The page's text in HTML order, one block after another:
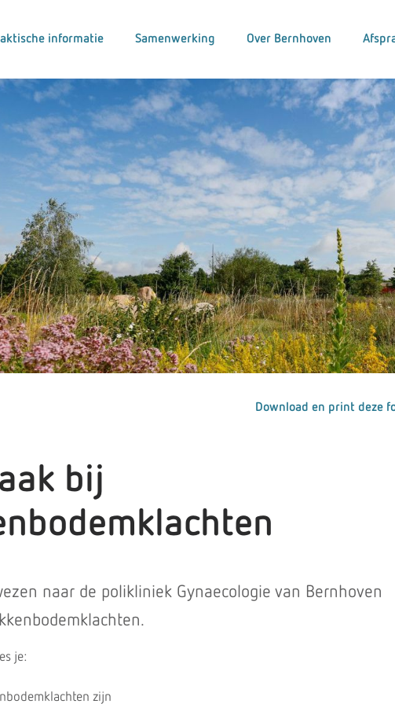
informatie Samenwerking Over Bernhoven
Download en print deze
bij
naar de polikliniek Gynaecologie van Bernhoven
je:
zijn